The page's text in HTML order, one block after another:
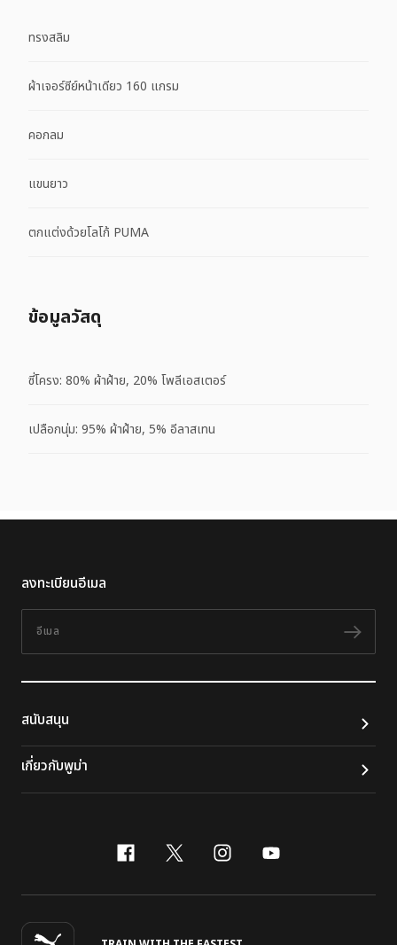
ทรงสลิม
ผ้าเจอร์ซีย์หน้าเดียว 160 แกรม
คอกลม
แขนยาว
ตกแต่งด้วยโลโก้ PUMA
ข้อมูลวัสดุ
ซี่โครง: 80% ผ้าฝ้าย, 20% โพลีเอสเตอร์
เปลือกนุ่ม: 95% ผ้าฝ้าย, 5% อีลาสเทน
ลงทะเบียนอีเมล
ติดต
สนับสนุน
เกี่ยวกับพูม่า
facebook
x-twitter
instagram
youtube